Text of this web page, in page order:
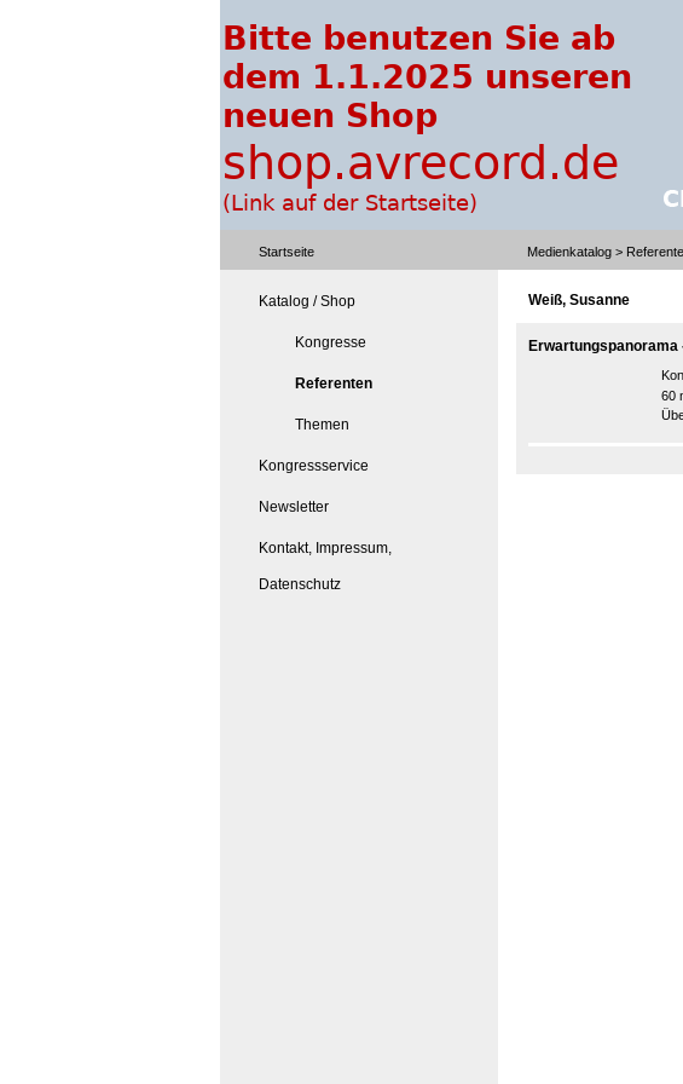
Startseite Medienkatalog >
Katalog / Shop
Kongresse
Referenten
Themen
Kongressservice
Newsletter
Kontakt, Impressum,
Datenschutz
Weiß, Susanne
60